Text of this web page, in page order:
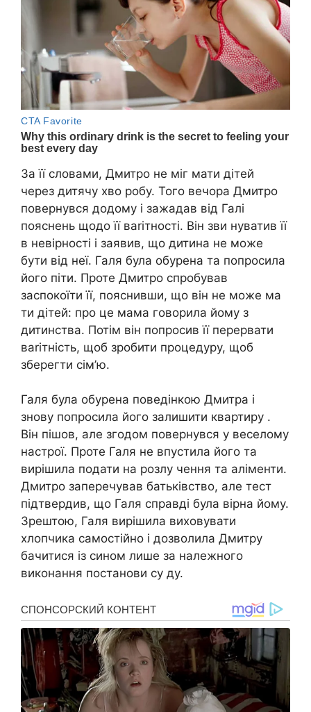
За її словами, Дмитро не міг мати дітей
через дитячу хво робу. Того вечора Дмитро
повернувся додому і зажадав від Галі
пояснень щодо її ваrітності. Він зви нуватив її
в невірності і заявив, що дитина не може
бути від неї. Галя була обурена та попросила
його піти. Проте Дмитро спробував
заспокоїти її, пояснивши, що він не може ма
ти дітей: про це мама говорила йому з
дитинства. Потім він попросив її перервати
ваrітність, щоб зробити процедуру, щоб
зберегти сім’ю.
Галя була обурена поведінкою Дмитра і
знову попросила його залишити квартиру .
Він пішов, але згодом повернувся у веселому
настрої. Проте Галя не впустила його та
вирішила подати на розлу чення та аліменти.
Дмитро заперечував батьківство, але тест
підтвердив, що Галя справді була вірна йому.
Зрештою, Галя вирішила виховувати
хлопчика самостійно і дозволила Дмитру
бачитися із сином лише за належного
виконання постанови су ду.